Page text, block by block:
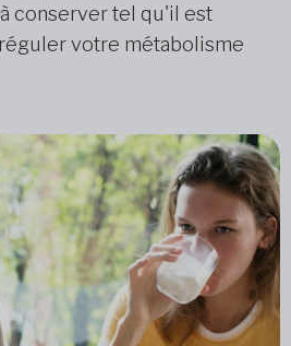
conserver tel qu'il est
votre métabolisme